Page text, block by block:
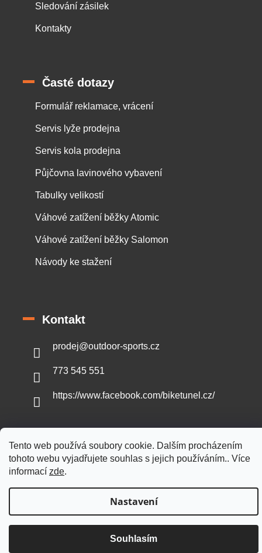
Tento web používá soubory cookie. Dalším procházením
tohoto webu vyjadřujete souhlas s jejich používáním.. Více
informací zde.
Nastavení
Souhlasím
Sledování zásilek
Kontakty
Časté dotazy
Formulář reklamace, vrácení
Servis lyže prodejna
Servis kola prodejna
Půjčovna lavinového vybavení
Tabulky velikostí
Váhové zatížení běžky Atomic
Váhové zatížení běžky Salomon
Návody ke stažení
Kontakt
prodej@outdoor-sports.cz
773 545 551
https://www.facebook.com/biketunel.cz/
Vytvořil Shoptet